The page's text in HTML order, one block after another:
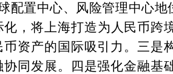
置中心、风险管理中心地
，将上海打造为人民币跨
资产的国际吸引力。三是
同发展。四是强化金融基